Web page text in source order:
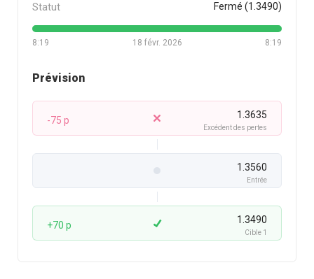
Statut Fermé (1.3490)
8:19 8:19
18 févr. 2026
Prévision
-75 p 1.3635
Excédent des pertes
1.3560
Entrée
+70 p 1.3490
Cible 1